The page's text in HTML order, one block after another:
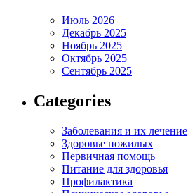
Июль 2026
Декабрь 2025
Ноябрь 2025
Октябрь 2025
Сентябрь 2025
Categories
Заболевания и их лечение
Здоровье пожилых
Первичная помощь
Питание для здоровья
Профилактика